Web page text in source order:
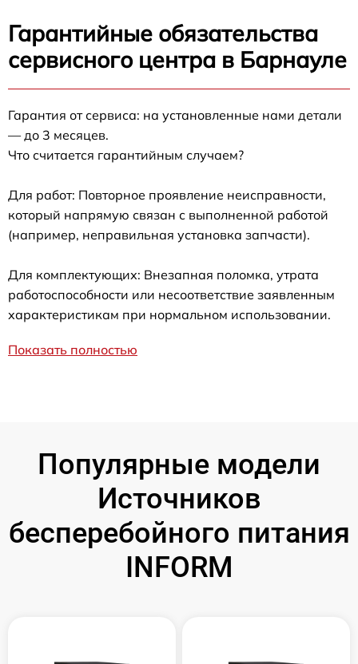
Гарантийные обязательства
сервисного центра в Барнауле
Гарантия от сервиса: на установленные нами детали
— до 3 месяцев.
Что считается гарантийным случаем?
Для работ: Повторное проявление неисправности,
который напрямую связан с выполненной работой
(например, неправильная установка запчасти).
Для комплектующих: Внезапная поломка, утрата
работоспособности или несоответствие заявленным
характеристикам при нормальном использовании.
Показать полностью
Популярные модели
Источников
бесперебойного питания
INFORM